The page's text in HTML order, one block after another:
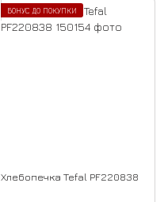
БОНУС ДО ПОКУПКИ
Хлебопечка Tefal PF220838